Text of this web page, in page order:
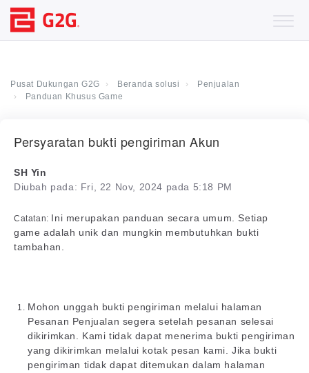
Pusat Dukungan G2G Beranda solusi
Penjualan
Panduan Khusus Game
Persyaratan bukti pengiriman Akun
SH Yin
Diubah pada: Fri, 22 Nov, 2024 pada 5:18 PM
Catatan: Ini merupakan panduan secara umum. Setiap
game adalah unik dan mungkin membutuhkan bukti
tambahan.
Mohon unggah bukti pengiriman melalui halaman
Pesanan Penjualan segera setelah pesanan selesai
dikirimkan. Kami tidak dapat menerima bukti pengiriman
yang dikirimkan melalui kotak pesan kami. Jika bukti
pengiriman tidak dapat ditemukan dalam halaman